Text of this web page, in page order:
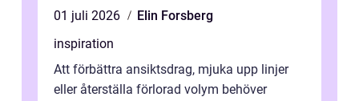
01 juli 2026
Elin Forsberg
inspiration
Att förbättra ansiktsdrag, mjuka upp linjer
eller återställa förlorad volym behöver